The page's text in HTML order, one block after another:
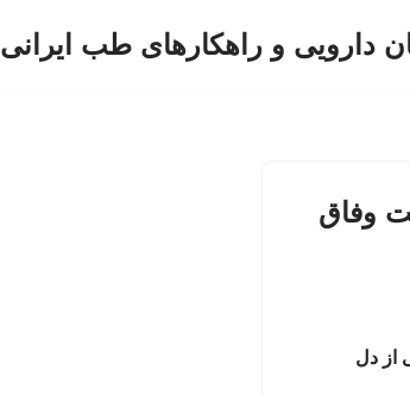
دارویی و راهکارهای طب ایرانی
وفاق
از دل